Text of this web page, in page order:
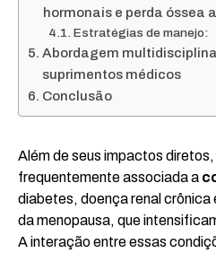
hormonais e perda óssea
Estratégias de manejo:
Abordagem
suprimentos médicos
Conclusão
Além de seus impactos
frequentemente associada a
diabetes, doença renal crônica
da menopausa, que
A interação entre essas